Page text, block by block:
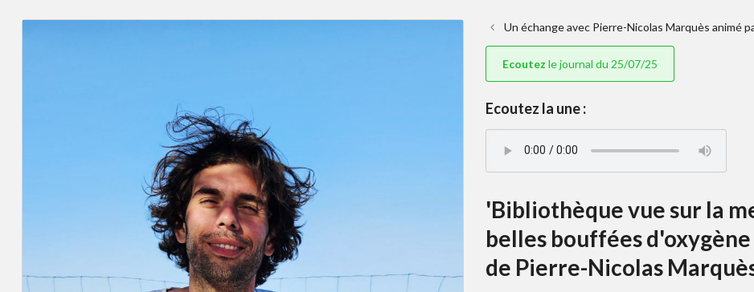
Un échange avec Pierre-Nicolas Marquès animé
Ecoutez le journal du 25/07/25
Ecoutez la une :
'Bibliothèque vue sur la
belles bouffées
de Pierre-Nicolas